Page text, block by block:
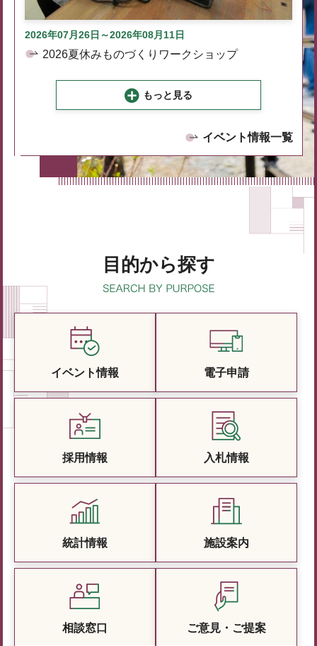
2026年07月26日～2026年08月11日
2026夏休みものづくりワークショップ
もっと見る
イベント情報一覧
目的から探す
イベント情報 電子申請
採用情報 入札情報
統計情報 施設案内
相談窓口 ご意見・ご提案